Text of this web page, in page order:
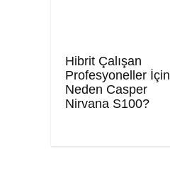
Hibrit Çalışan
Profesyoneller İçin
Neden Casper
Nirvana S100?